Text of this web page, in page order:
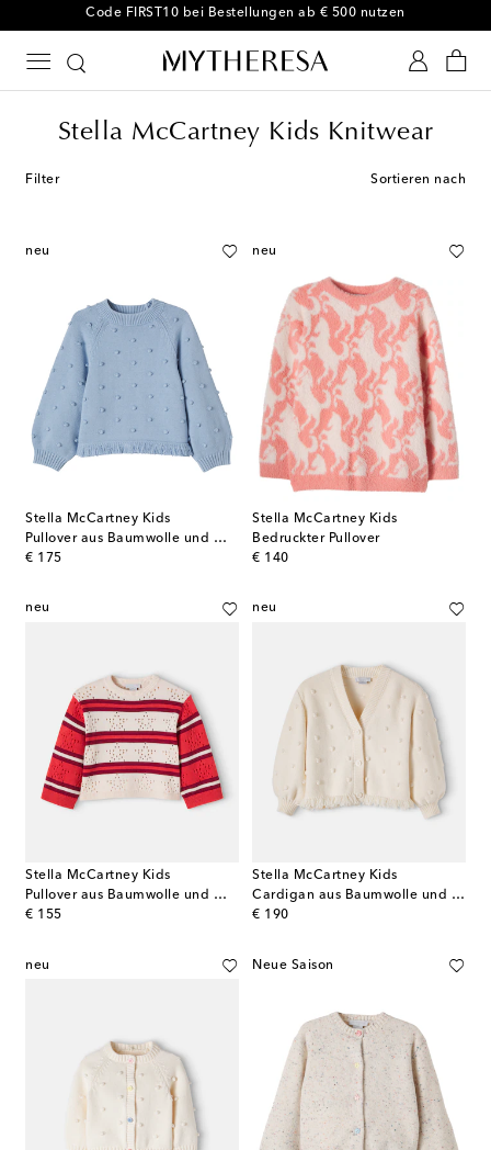
-10 % bei Ihrer ersten Bestellung auf ausgewählte Styles
Stella McCartney Kids Knitwear
Filter Sortieren nach
neu
Stella McCartney Kids
Pullover aus Baumwolle und Wolle
€ 175
original price
neu
Stella McCartney Kids
Bedruckter Pullover
€ 140
original price
neu
Stella McCartney Kids
Pullover aus Baumwolle und Wolle
€ 155
original price
neu
Stella McCartney Kids
Cardigan aus Baumwolle und Wolle
€ 190
original price
neu Neue Saison